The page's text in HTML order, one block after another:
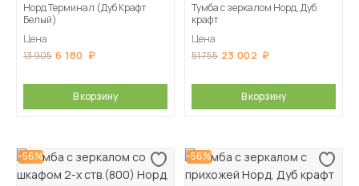
Норд Терминал (Дуб Крафт
Белый)
Цена
13 905 6 180
В корзину
Тумба с зеркалом Норд, Дуб
крафт
Цена
51 755 23 002
В корзину
-56% -56%